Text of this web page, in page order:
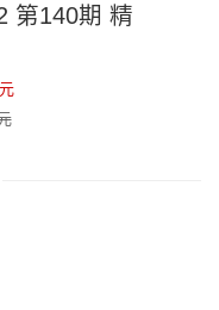
第140期 精
元